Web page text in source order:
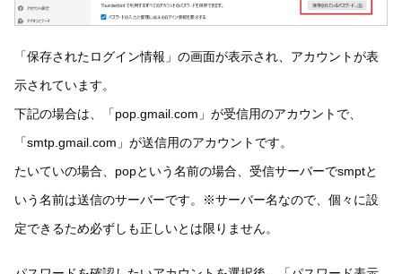
「保存されたログイン情報」の画面が表示され、アカウントが表
示されています。
下記の場合は、「pop.gmail.com」が受信用のアカウントで、
「smtp.gmail.com」が送信用のアカウントです。
たいていの場合、popという名前の場合、受信サーバーでsmptと
いう名前は送信のサーバーです。※サーバー名なので、個々に設
定できるため必ずしも正しいとは限りません。